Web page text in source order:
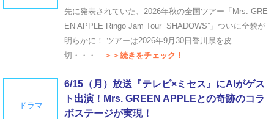
先に発表されていた、2026年秋の全国ツアー「Mrs. GRE
EN APPLE Ringo Jam Tour ”SHADOWS”」ついに全貌が
明らかに！ ツアーは2026年9月30日香川県を皮
切・・・
＞＞続きをチェック！
ドラマ
6/15（月）放送『テレビ×ミセス』にAIがゲス
ト出演！Mrs. GREEN APPLEとの奇跡のコラ
ボステージが実現！